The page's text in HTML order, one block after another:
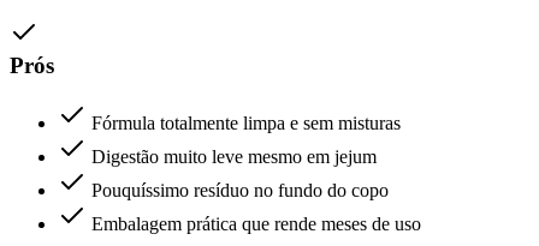
Prós
Fórmula totalmente limpa e sem misturas
Digestão muito leve mesmo em jejum
Pouquíssimo resíduo no fundo do copo
Embalagem prática que rende meses de uso